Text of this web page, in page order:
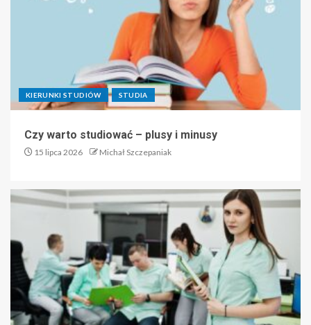
KIERUNKI STUDIÓW STUDIA
Czy warto studiować – plusy i minusy
15 lipca 2026 Michał Szczepaniak